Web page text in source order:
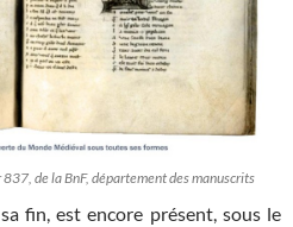
837, de la BnF, département des manuscrits
fin, est encore présent, sous le